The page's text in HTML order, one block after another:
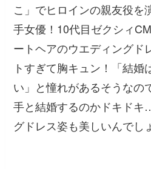
こ」でヒロインの親友役を
手女優！10代目ゼクシィ
ートヘアのウエディングド
トすぎて胸キュン！「結婚
い」と憧れがあるそうなの
手と結婚するのかドキド
グドレス姿も美しいんでし